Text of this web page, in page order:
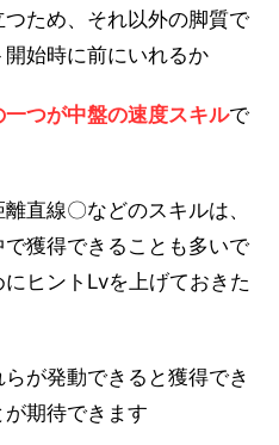
ため、それ以外の脚質で
始時に前にいれるか
つが中盤の速度スキルで
直線〇などのスキルは、
獲得できることも多いで
ヒントLvを上げておきた
が発動できると獲得でき
期待できます